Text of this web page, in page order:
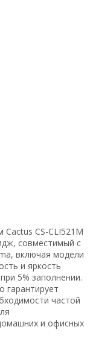
CS-CLI521M
совместимый с
включая модели
и яркость
5% заполнении.
гарантирует
частой
и офисных